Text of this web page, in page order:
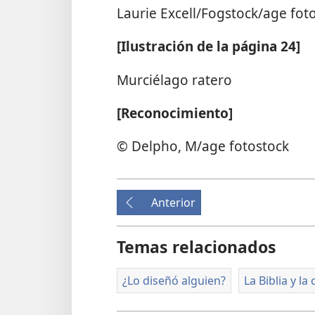
Laurie Excell/Fogstock/age
[Ilustración de la página 24]
Murciélago ratero
[Reconocimiento]
© Delpho, M/age fotostock
Anterior
Temas relacionados
¿Lo diseñó alguien? La Biblia y la